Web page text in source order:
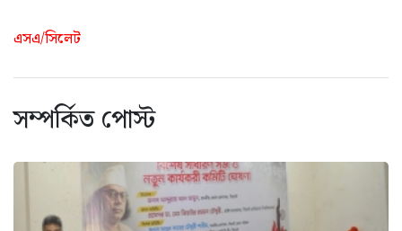
এসএ/সিলেট
সম্পর্কিত পোস্ট